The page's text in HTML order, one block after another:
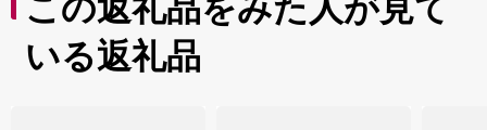
この返礼品をみた人が見て
いる返礼品